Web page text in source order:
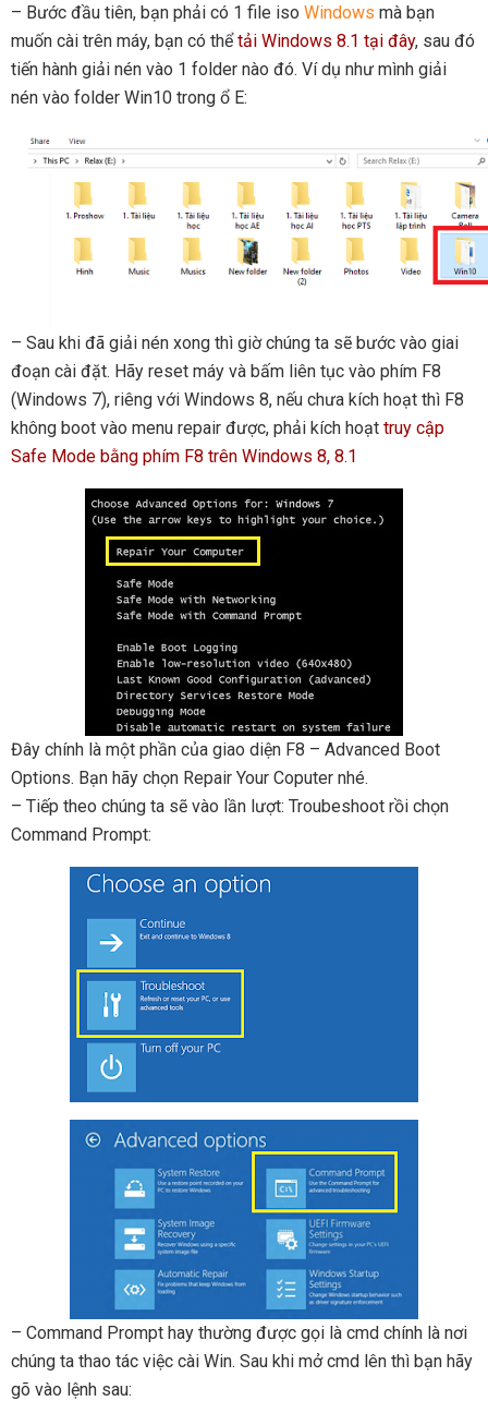
– Bước đầu tiên, bạn phải có 1 file iso Windows mà bạn
muốn cài trên máy, bạn có thểtải Windows 8.1 tại đây, sau đó
tiến hành giải nén vào 1 folder nào đó. Ví dụ như mình giải
nén vào folder Win10 trong ổ E:
– Sau khi đã giải nén xong thì giờ chúng ta sẽ bước vào giai
đoạn cài đặt. Hãy reset máy và bấm liên tục vào phím F8
(Windows 7), riêng với Windows 8, nếu chưa kích hoạt thì F8
không boot vào menu repair được, phải kích hoạt truy cập
Safe Mode bằng phím F8 trên Windows 8, 8.1
Đây chính là một phần của giao diện F8 – Advanced Boot
Options. Bạn hãy chọn Repair Your Coputer nhé.
– Tiếp theo chúng ta sẽ vào lần lượt: Troubeshoot rồi chọn
Command Prompt:
– Command Prompt hay thường được gọi là cmd chính là nơi
chúng ta thao tác việc cài Win. Sau khi mở cmd lên thì bạn hãy
gõ vào lệnh sau: